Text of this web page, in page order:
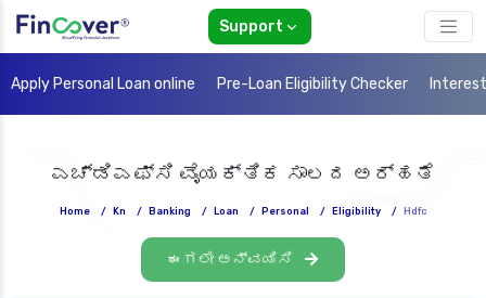
Support
Apply Personal Loan online Pre-Loan Eligibility Checker
ಎಚ್‌ಡಿಎಫ್‌ಸಿ ವೈಯಕ್ತಿಕ ಸಾಲದ ಅರ್ಹತೆ
Home / Kn / Banking / Loan / Personal / Eligibility / Hdfc
ಈಗಲೇ ಅನ್ವಯಿಸಿ